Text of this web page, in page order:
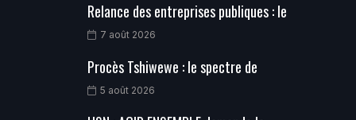
Relance des entreprises publiques : le
7 août 2026
Procès Tshiwewe : le spectre de
5 août 2026